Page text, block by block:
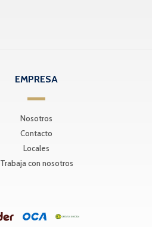
EMPRESA
Nosotros
Contacto
Locales
Trabaja con nosotros